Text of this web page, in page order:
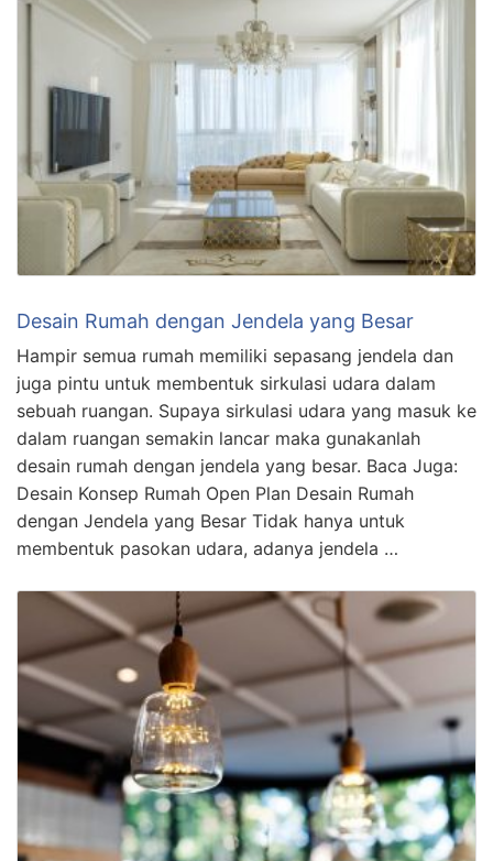
Desain Rumah dengan Jendela yang Besar
Hampir semua rumah memiliki sepasang jendela dan
juga pintu untuk membentuk sirkulasi udara dalam
sebuah ruangan. Supaya sirkulasi udara yang masuk ke
dalam ruangan semakin lancar maka gunakanlah
desain rumah dengan jendela yang besar. Baca Juga:
Desain Konsep Rumah Open Plan Desain Rumah
dengan Jendela yang Besar Tidak hanya untuk
membentuk pasokan udara, adanya jendela …